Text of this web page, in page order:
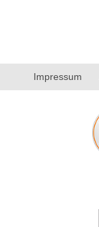
Impressum